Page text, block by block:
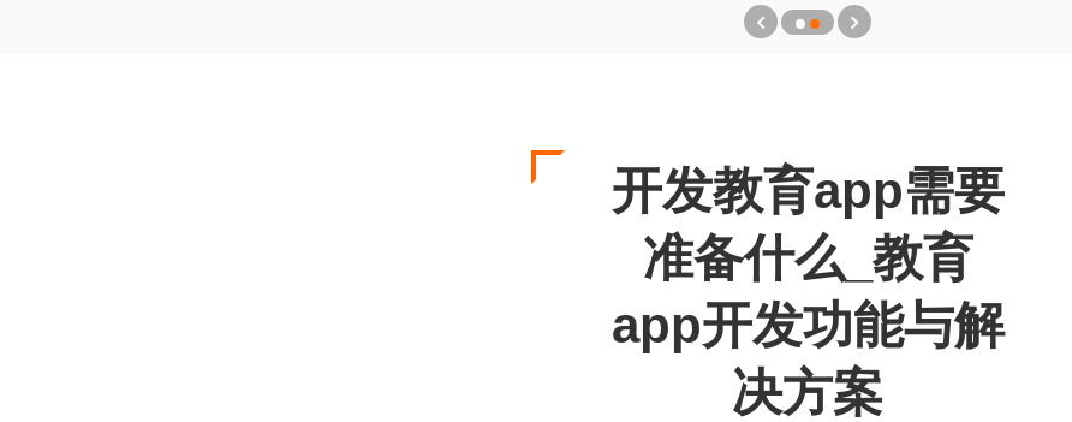
开发教育app需要
准备什么_教育
app开发功能与解
决方案